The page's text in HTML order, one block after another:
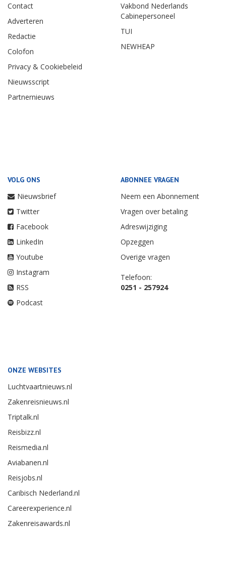
Contact
Adverteren
Redactie
Colofon
Privacy & Cookiebeleid
Nieuwsscript
Partnernieuws
Vakbond Nederlands
Cabinepersoneel
TUI
NEWHEAP
VOLG ONS
Nieuwsbrief
Twitter
Facebook
LinkedIn
Youtube
Instagram
RSS
Podcast
ABONNEE VRAGEN
Neem een Abonnement
Vragen over betaling
Adreswijziging
Opzeggen
Overige vragen
Telefoon:
0251 - 257924
ONZE WEBSITES
Luchtvaartnieuws.nl
Zakenreisnieuws.nl
Triptalk.nl
Reisbizz.nl
Reismedia.nl
Aviabanen.nl
Reisjobs.nl
Caribisch Nederland.nl
Careerexperience.nl
Zakenreisawards.nl